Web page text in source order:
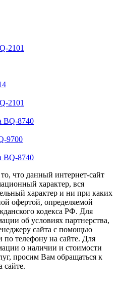
2101
2101
BQ-8740
9700
BQ-8740
что данный интернет-сайт
характер, вся
характер и ни при каких
офертой, определяемой
кодекса РФ. Для
об условиях партнерства,
сайта с помощью
телефону на сайте. Для
о наличии и стоимости
просим Вам обращаться к
сайте.